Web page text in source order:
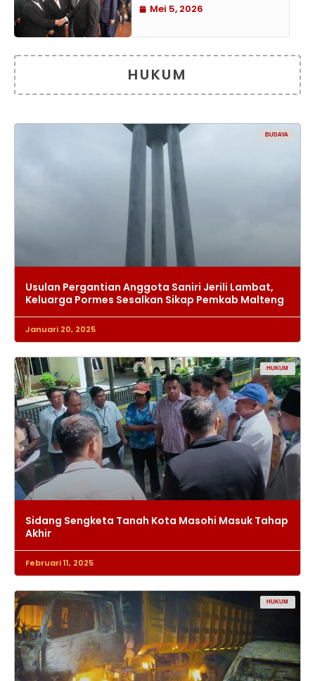
Mei 5, 2026
HUKUM
BUDAYA
Usulan Pergantian Anggota Saniri Jerili Lambat,
Keluarga Pormes Sesalkan Sikap Pemkab Malteng
Januari 20, 2025
HUKUM
Sidang Sengketa Tanah Kota Masohi Masuk Tahap
Akhir
Februari 11, 2025
HUKUM